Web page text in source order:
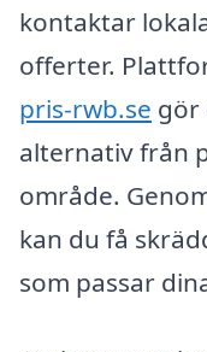
kontaktar
offerter.
pris-rwb.se gör
alternativ från
område.
kan du få
som passar